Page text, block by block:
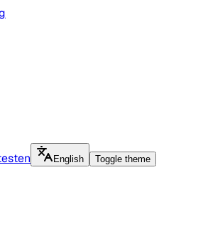
English Toggle theme